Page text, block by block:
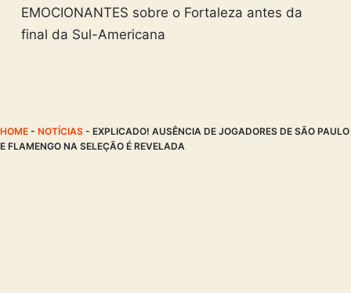
EMOCIONANTES sobre o Fortaleza antes da
final da Sul-Americana
HOME - NOTÍCIAS - EXPLICADO! AUSÊNCIA DE JOGADORES DE SÃO PAULO
E FLAMENGO NA SELEÇÃO É REVELADA